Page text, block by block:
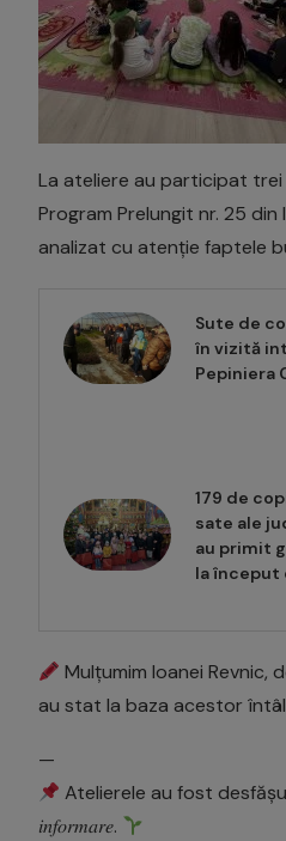
La ateliere au participat trei
Program Prelungit nr. 25
analizat cu atenție faptele
Sute de
în vizită
Pepiniera
179 de
sate ale
au primit
la început
Mulțumim Ioanei
au stat la baza acestor
—
Atelierele au fost
𝑖𝑛𝑓𝑜𝑟𝑚𝑎𝑟𝑒.